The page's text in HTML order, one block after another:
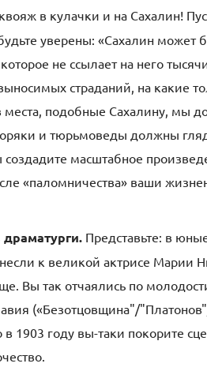
в кулачки и на Сахалин!
уверены: «Сахалин может
не ссылает на него
страданий, на какие
подобные Сахалину, мы
и тюрьмоведы должны
масштабное
«паломничества» ваши
драматурги. Представьте: в
к великой актрисе Марии
Вы так отчаялись по
(«Безотцовщина"/
1903 году вы-таки покорите